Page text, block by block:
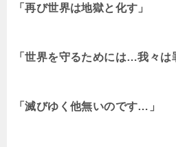
「再び世界は地獄と化す」
「世界を守るためには…我々は
「滅びゆく他無いのです…」